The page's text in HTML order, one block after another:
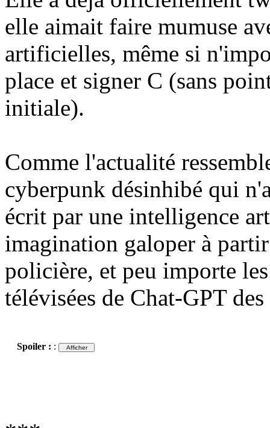
elle aimait faire mumuse
artificielles, même si
place et signer C (sans
initiale).
Comme l'actualité
cyberpunk désinhibé qui
écrit par une intelligence
imagination galoper à
policière, et peu importe
télévisées de Chat-GPT
Spoiler : :